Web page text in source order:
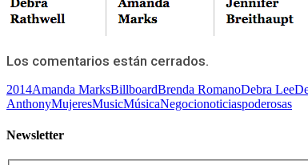
Los comentarios están cerrados.
2014Amanda MarksBillboardBrenda RomanoDebra Lee
AnthonyMujeresMusicMúsicaNegocionoticiaspoderosas
Newsletter